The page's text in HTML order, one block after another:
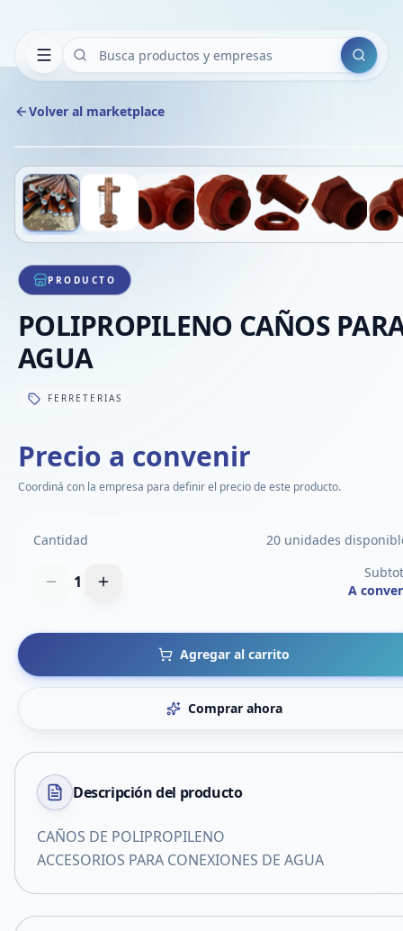
Buscar
Volver al marketplace
1/7
PRODUCTO
POLIPROPILENO CAÑOS
AGUA
FERRETERIAS
Precio a convenir
Coordiná con la empresa para definir el precio de este producto.
Cantidad 20 unidades
1
A
Agregar al carrito
Comprar ahora
Descripción del producto
CAÑOS DE POLIPROPILENO
ACCESORIOS PARA CONEXIONES DE AGUA